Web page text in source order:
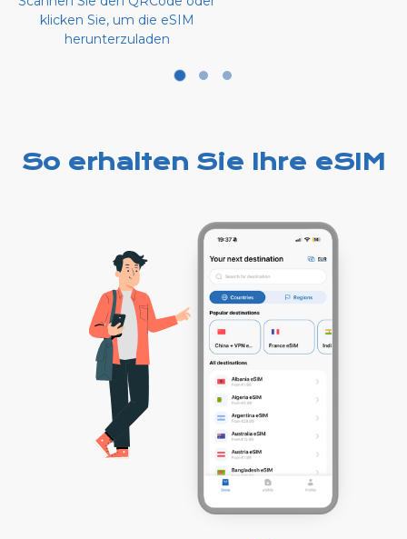
klicken Sie, um die eSIM
herunterzuladen
So erhalten Sie Ihre eSIM